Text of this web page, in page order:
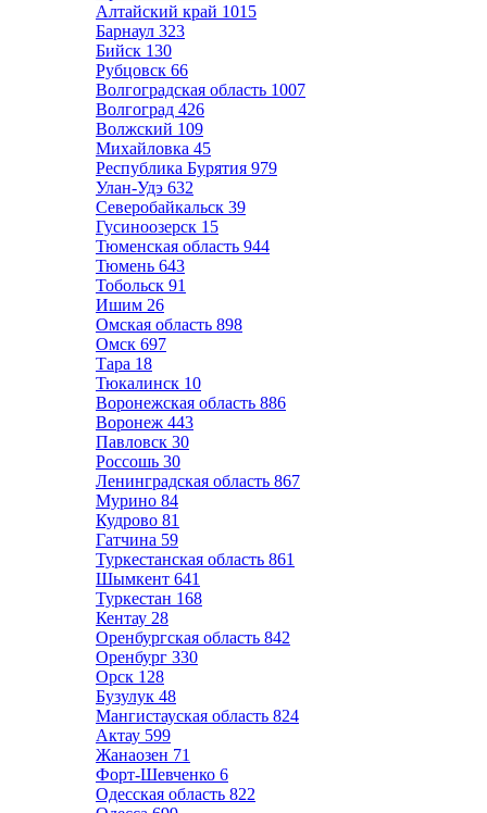
Алтайский край 1015
Барнаул 323
Бийск 130
Рубцовск 66
Волгоградская область 1007
Волгоград 426
Волжский 109
Михайловка 45
Республика Бурятия 979
Улан-Удэ 632
Северобайкальск 39
Гусиноозерск 15
Тюменская область 944
Тюмень 643
Тобольск 91
Ишим 26
Омская область 898
Омск 697
Тара 18
Тюкалинск 10
Воронежская область 886
Воронеж 443
Павловск 30
Россошь 30
Ленинградская область 867
Мурино 84
Кудрово 81
Гатчина 59
Туркестанская область 861
Шымкент 641
Туркестан 168
Кентау 28
Оренбургская область 842
Оренбург 330
Орск 128
Бузулук 48
Мангистауская область 824
Актау 599
Жанаозен 71
Форт-Шевченко 6
Одесская область 822